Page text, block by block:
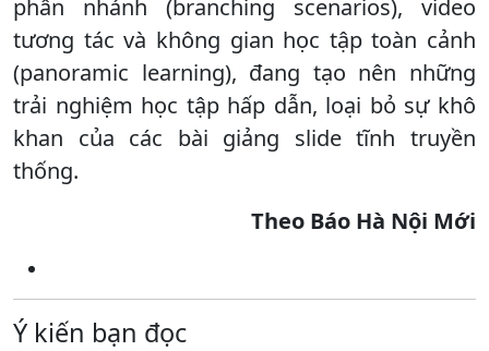
phân nhánh (branching scenarios), video
tương tác và không gian học tập toàn cảnh
(panoramic learning), đang tạo nên những
trải nghiệm học tập hấp dẫn, loại bỏ sự khô
khan của các bài giảng slide tĩnh truyền
thống.
Theo Báo Hà Nội Mới
Ý kiến bạn đọc